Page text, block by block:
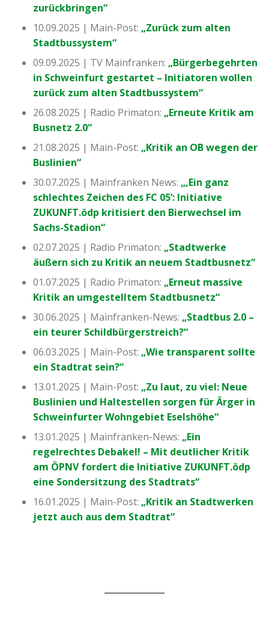
zurückbringen“
10.09.2025 | Main-Post: „Zurück zum alten
Stadtbussystem“
09.09.2025 | TV Mainfranken: „Bürgerbegehrten
in Schweinfurt gestartet – Initiatoren wollen
zurück zum alten Stadtbussystem“
26.08.2025 | Radio Primaton: „Erneute Kritik am
Busnetz 2.0“
21.08.2025 | Main-Post: „Kritik an OB wegen der
Buslinien“
30.07.2025 | Mainfranken News: „‚Ein ganz
schlechtes Zeichen des FC 05‘: Initiative
ZUKUNFT.ödp kritisiert den Bierwechsel im
Sachs-Stadion“
02.07.2025 | Radio Primaton: „Stadtwerke
äußern sich zu Kritik an neuem Stadtbusnetz“
01.07.2025 | Radio Primaton: „Erneut massive
Kritik an umgestelltem Stadtbusnetz“
30.06.2025 | Mainfranken-News: „Stadtbus 2.0 –
ein teurer Schildbürgerstreich?“
06.03.2025 | Main-Post: „Wie transparent sollte
ein Stadtrat sein?“
13.01.2025 | Main-Post: „Zu laut, zu viel: Neue
Buslinien und Haltestellen sorgen für Ärger in
Schweinfurter Wohngebiet Eselshöhe“
13.01.2025 | Mainfranken-News: „Ein
regelrechtes Debakel! – Mit deutlicher Kritik
am ÖPNV fordert die Initiative ZUKUNFT.ödp
eine Sondersitzung des Stadtrats“
16.01.2025 | Main-Post: „Kritik an Stadtwerken
jetzt auch aus dem Stadtrat“